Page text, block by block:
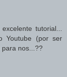
tutorial...
Youtube (por ser
para nos...??